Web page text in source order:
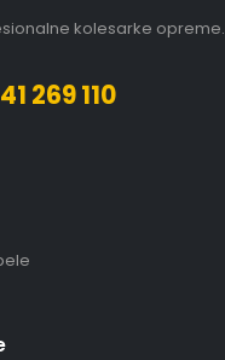
kolesarke opreme.
269 110